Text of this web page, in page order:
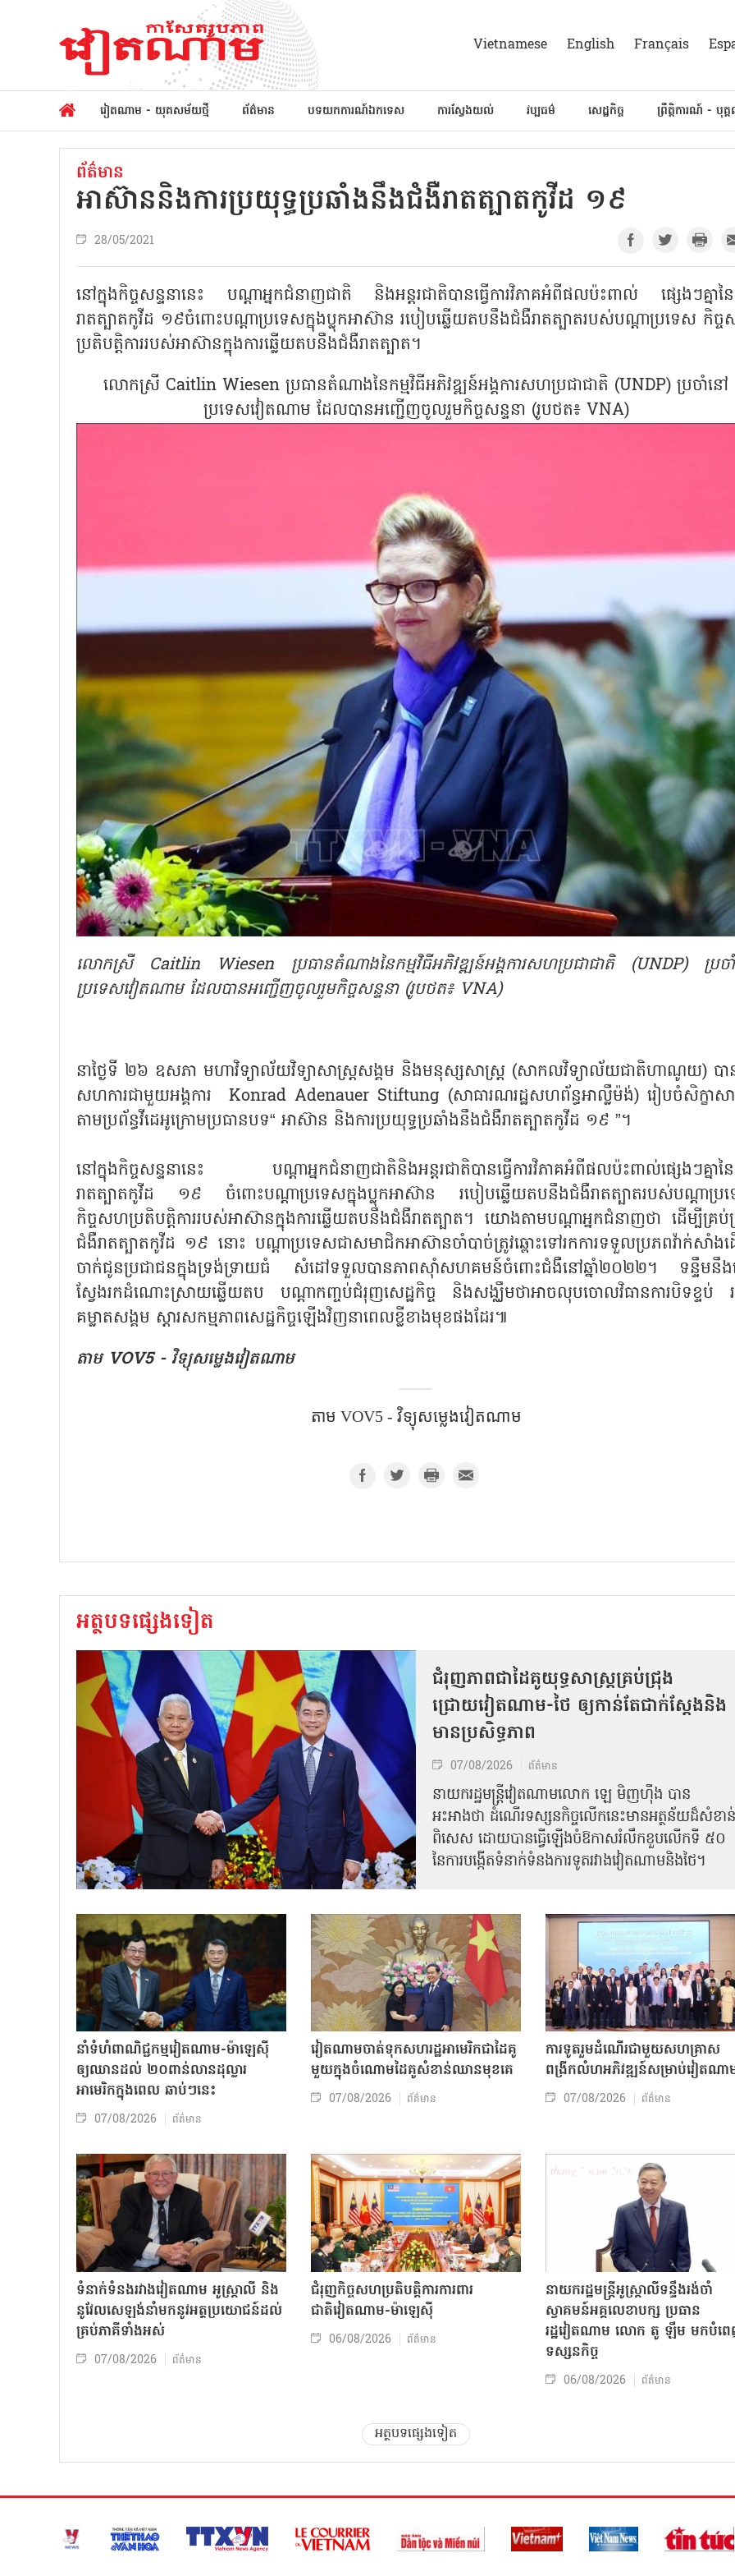
Vietnamese English Français
វៀតណាម - យុគសម័យថ្មី ព័ត៌មាន បទយកការណ៍ឯកទេស ការស្វែងយល់ វប្បធម៌ សេដ្ឋកិច្ច ព្រឹត្តិការណ៍ - បុគ្
ព័ត៌មាន
អាស៊ាននិងការប្រយុទ្ធប្រឆាំងនឹងជំងឺរាតត្បាតកូវីដ ១៩
28/05/2021
នៅក្នុងកិច្ចសន្ទនានេះ បណ្ដាអ្នកជំនាញជាតិ និងអន្តរជាតិបានធ្វើការវិភាគអំពីផលប៉ះពាល់ ផ្សេងៗគ្នាន
រាតត្បាតកូវីដ ១៩ចំពោះបណ្ដាប្រទេសក្នុងប្លុកអាស៊ាន របៀបឆ្លើយតបនឹងជំងឺរាតត្បាតរបស់បណ្ដាប្រទេស កិច្
ប្រតិបត្តិការរបស់អាស៊ានក្នុងការឆ្លើយតបនឹងជំងឺរាតត្បាត។
លោកស្រី Caitlin Wiesen ប្រធានតំណាងនៃកម្មវិធីអភិវឌ្ឍន៍អង្គការសហប្រជាជាតិ (UNDP) ប្រចាំនៅ
ប្រទេសវៀតណាម ដែលបានអញ្ជើញចូលរួមកិច្ចសន្ទនា (រូបថត៖ VNA)
លោកស្រី Caitlin Wiesen ប្រធានតំណាងនៃកម្មវិធីអភិវឌ្ឍន៍អង្គការសហប្រជាជាតិ (UNDP) ប្រច
ប្រទេសវៀតណាម ដែលបានអញ្ជើញចូលរួមកិច្ចសន្ទនា (រូបថត៖ VNA)
នាថ្ងៃទី ២៦ ឧសភា មហាវិទ្យាល័យវិទ្យាសាស្ត្រសង្គម និងមនុស្សសាស្រ្ត (សាកលវិទ្យាល័យជាតិហាណូយ) បា
សហការជាមួយអង្គការ Konrad Adenauer Stiftung (សាធារណរដ្ឋសហព័ន្ធអាល្លឺម៉ង់) រៀបចំសិក្ខាស
តាមប្រព័ន្ធវីដេអូក្រោមប្រធានបទ“ អាស៊ាន និងការប្រយុទ្ធប្រឆាំងនឹងជំងឺរាតត្បាតកូវីដ ១៩ ”។
នៅក្នុងកិច្ចសន្ទនានេះ បណ្ដាអ្នកជំនាញជាតិនិងអន្តរជាតិបានធ្វើការវិភាគអំពីផលប៉ះពាល់ផ្សេងៗគ្នាន
រាតត្បាតកូវីដ ១៩ ចំពោះបណ្ដាប្រទេសក្នុងប្លុកអាស៊ាន របៀបឆ្លើយតបនឹងជំងឺរាតត្បាតរបស់បណ្ដាប្រ
កិច្ចសហប្រតិបត្តិការរបស់អាស៊ានក្នុងការឆ្លើយតបនឹងជំងឺរាតត្បាត។ យោងតាមបណ្ដាអ្នកជំនាញថា ដើម្បីគ្រប់
ជំងឺរាតត្បាតកូវីដ ១៩ នោះ បណ្ដាប្រទេសជាសមាជិកអាស៊ានចាំបាច់ត្រូវឆ្ពោះទៅរកការទទួលប្រភពវ៉ាក់សាំងដ
ចាក់ជូនប្រជាជនក្នុងទ្រង់ទ្រាយធំ សំដៅទទួលបានភាពស៊ាំសហគមន៍ចំពោះជំងឺនៅឆ្នាំ២០២២។ ទន្ទឹមនឹង
ស្វែងរកដំណោះស្រាយឆ្លើយតប បណ្ដាកញ្ចប់ជំរុញសេដ្ឋកិច្ច និងសង្ឈឹមថាអាចលុបចោលវិធានការបិទខ្ទប់ រ
គម្លាតសង្គម ស្ដារសកម្មភាពសេដ្ឋកិច្ចឡើងវិញនាពេលខ្លីខាងមុខផងដែរ៕
តាម​ VOV5 - វិទ្យុសម្លេងវៀតណាម
តាម​ VOV5 - វិទ្យុសម្លេងវៀតណាម
អត្ថបទផ្សេងទៀត
ជំរុញភាពជាដៃគូយុទ្ធសាស្ត្រគ្រប់ជ្រុង
ជ្រោយវៀតណាម-ថៃ ឲ្យកាន់តែជាក់ស្ដែងនិង
មានប្រសិទ្ធភាព
07/08/2026 ព័ត៌មាន
នាយករដ្ឋមន្ត្រីវៀតណាមលោក ឡេ មិញហ៊ឹង បាន
អះអាងថា ដំណើរទស្សនកិច្ចលើកនេះមានអត្ថន័យដ៏សំខាន់
ពិសេស ដោយបានធ្វើឡើងចំឱកាសរំលឹកខួបលើកទី ៥០
នៃការបង្កើតទំនាក់ទំនងការទូតរវាងវៀតណាមនិងថៃ។
នាំទំហំពាណិជ្ជកម្មវៀតណាម-ម៉ាឡេស៊ី
ឲ្យឈានដល់ ២០ពាន់លានដុល្លារ
អាមេរិកក្នុងពេល ឆាប់ៗនេះ
07/08/2026 ព័ត៌មាន
វៀតណាមចាត់ទុកសហរដ្ឋអាមេរិកជាដៃគូ
មួយក្នុងចំណោមដៃគូសំខាន់ឈានមុខគេ
07/08/2026 ព័ត៌មាន
ការទូតរួមដំណើរជាមួយសហគ្រាស
ពង្រីកលំហអភិវឌ្ឍន៍សម្រាប់វៀតណា
07/08/2026 ព័ត៌មាន
ទំនាក់ទំនងរវាងវៀតណាម អូស្ត្រាលី និង
នូវែលសេឡង់នាំមកនូវអត្ថប្រយោជន៍ដល់
គ្រប់ភាគីទាំងអស់
07/08/2026 ព័ត៌មាន
ជំរុញកិច្ចសហប្រតិបត្តិការការពារ
ជាតិវៀតណាម-ម៉ាឡេស៊ី
06/08/2026 ព័ត៌មាន
នាយករដ្ឋមន្ត្រីអូស្ត្រាលីទន្ទឹងរង់ចាំ
ស្វាគមន៍អគ្គលេខាបក្ស ប្រធាន
រដ្ឋវៀតណាម លោក តូ ឡឹម មកបំព
ទស្សនកិច្ច
06/08/2026 ព័ត៌មាន
អត្ថបទផ្សេងទៀត